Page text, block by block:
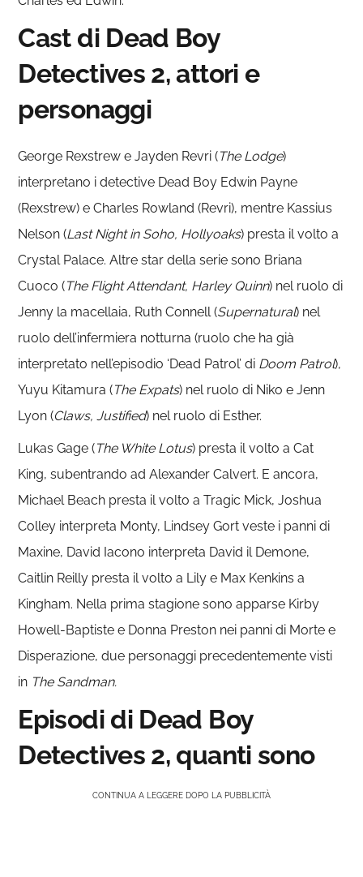
Cast di Dead Boy
Detectives 2, attori e
personaggi
George Rexstrew e Jayden Revri (The Lodge)
interpretano i detective Dead Boy Edwin Payne
(Rexstrew) e Charles Rowland (Revri), mentre Kassius
Nelson (Last Night in Soho, Hollyoaks) presta il volto a
Crystal Palace. Altre star della serie sono Briana
Cuoco (The Flight Attendant, Harley Quinn) nel ruolo di
Jenny la macellaia, Ruth Connell (Supernatural) nel
ruolo dell’infermiera notturna (ruolo che ha già
interpretato nell’episodio ‘Dead Patrol’ di Doom Patrol),
Yuyu Kitamura (The Expats) nel ruolo di Niko e Jenn
Lyon (Claws, Justified) nel ruolo di Esther.
Lukas Gage (The White Lotus) presta il volto a Cat
King, subentrando ad Alexander Calvert. E ancora,
Michael Beach presta il volto a Tragic Mick, Joshua
Colley interpreta Monty, Lindsey Gort veste i panni di
Maxine, David Iacono interpreta David il Demone,
Caitlin Reilly presta il volto a Lily e Max Kenkins a
Kingham. Nella prima stagione sono apparse Kirby
Howell-Baptiste e Donna Preston nei panni di Morte e
Disperazione, due personaggi precedentemente visti
in The Sandman.
Episodi di Dead Boy
Detectives 2, quanti sono
CONTINUA A LEGGERE DOPO LA PUBBLICITÀ